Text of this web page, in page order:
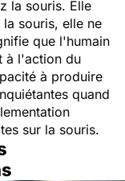
la souris. Elle
souris, elle ne
que l'humain
à l'action du
à produire
quand
sur la souris.